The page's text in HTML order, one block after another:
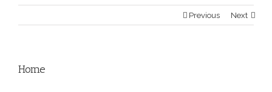
Previous Next
Home